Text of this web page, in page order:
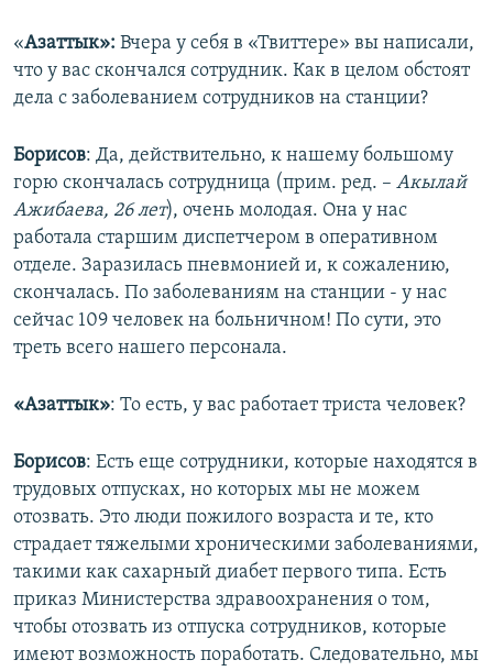
«Азаттык»: Вчера у себя в «Твиттере» вы написали,
что у вас скончался сотрудник. Как в целом обстоят
дела с заболеванием сотрудников на станции?
Борисов: Да, действительно, к нашему большому
горю скончалась сотрудница (прим. ред. – Акылай
Ажибаева, 26 лет), очень молодая. Она у нас
работала старшим диспетчером в оперативном
отделе. Заразилась пневмонией и, к сожалению,
скончалась. По заболеваниям на станции - у нас
сейчас 109 человек на больничном! По сути, это
треть всего нашего персонала.
«Азаттык»: То есть, у вас работает триста человек?
Борисов: Есть еще сотрудники, которые находятся в
трудовых отпусках, но которых мы не можем
отозвать. Это люди пожилого возраста и те, кто
страдает тяжелыми хроническими заболеваниями,
такими как сахарный диабет первого типа. Есть
приказ Министерства здравоохранения о том,
чтобы отозвать из отпуска сотрудников, которые
имеют возможность поработать. Следовательно, мы